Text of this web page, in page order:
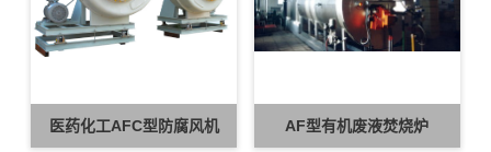
医药化工AFC型防腐风机 AF型有机废液焚烧炉